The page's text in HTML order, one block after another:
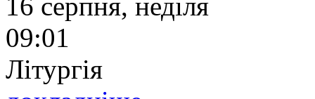
09:01
Літургія